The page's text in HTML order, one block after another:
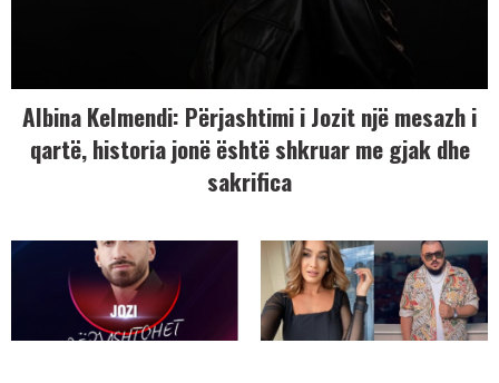
Albina Kelmendi: Përjashtimi i Jozit një mesazh i
qartë, historia jonë është shkruar me gjak dhe
sakrifica